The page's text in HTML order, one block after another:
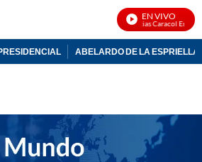
EN VIVO
Noticias Caracol En Vivo
ABELARDO DE LA ESPRIELLA